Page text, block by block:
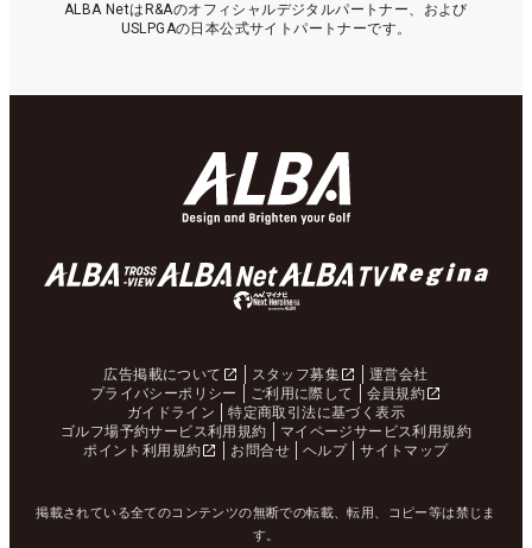
ALBA NetはR&Aのオフィシャルデジタルパートナー、および
USLPGAの日本公式サイトパートナーです。
広告掲載について スタッフ募集
運営会社
プライバシーポリシー
ご利用に際して
会員規約
ガイドライン
特定商取引法に基づく表示
ゴルフ場予約サービス利用規約
マイページサービス利用規約
ポイント利用規約
お問合せ ヘルプ サイトマップ
掲載されている全てのコンテンツの無断での転載、転用、コピー等は禁じま
す。